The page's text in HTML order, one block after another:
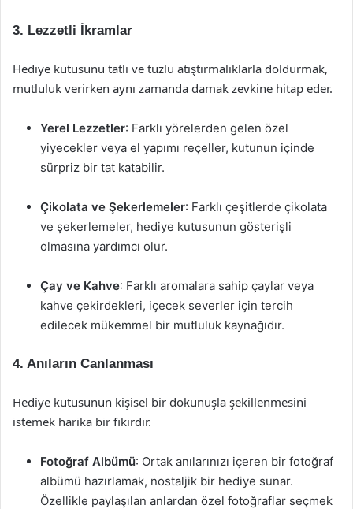
3. Lezzetli İkramlar
Hediye kutusunu tatlı ve tuzlu atıştırmalıklarla doldurmak,
mutluluk verirken aynı zamanda damak zevkine hitap eder.
Yerel Lezzetler: Farklı yörelerden gelen özel
yiyecekler veya el yapımı reçeller, kutunun içinde
sürpriz bir tat katabilir.
Çikolata ve Şekerlemeler: Farklı çeşitlerde çikolata
ve şekerlemeler, hediye kutusunun gösterişli
olmasına yardımcı olur.
Çay ve Kahve: Farklı aromalara sahip çaylar veya
kahve çekirdekleri, içecek severler için tercih
edilecek mükemmel bir mutluluk kaynağıdır.
4. Anıların Canlanması
Hediye kutusunun kişisel bir dokunuşla şekillenmesini
istemek harika bir fikirdir.
Fotoğraf Albümü: Ortak anılarınızı içeren bir fotoğraf
albümü hazırlamak, nostaljik bir hediye sunar.
Özellikle paylaşılan anlardan özel fotoğraflar seçmek